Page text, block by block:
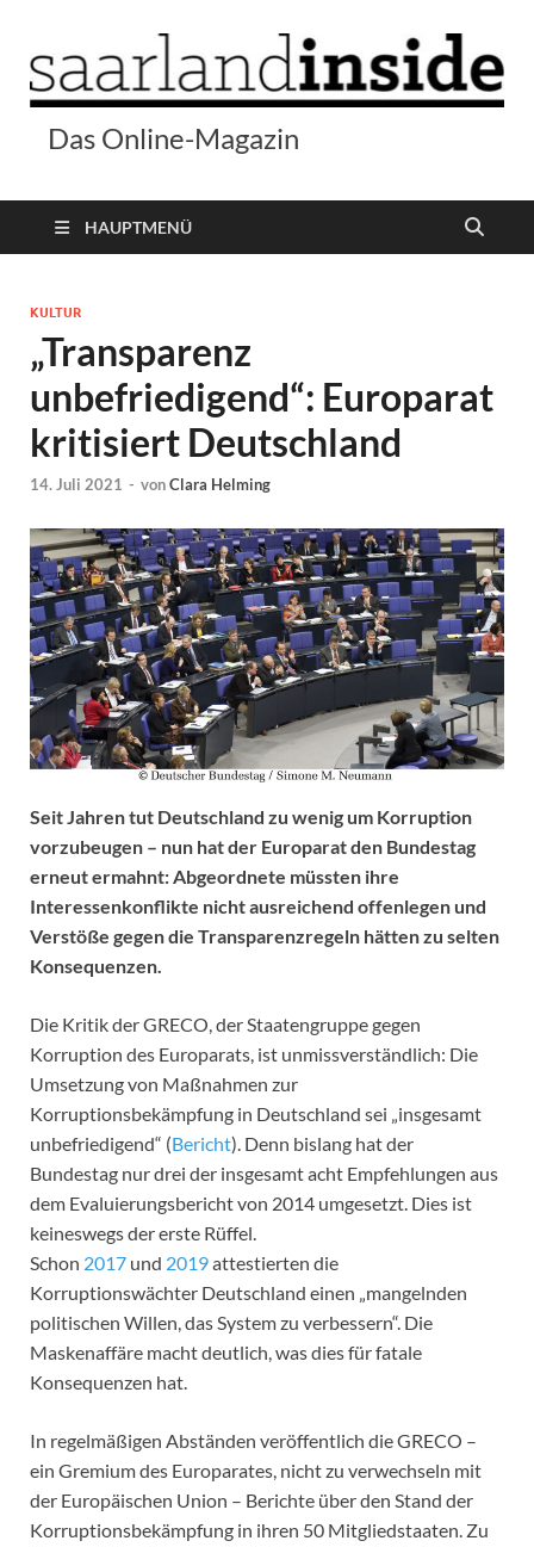
Das Online-Magazin
HAUPTMENÜ
KULTUR
„Transparenz
unbefriedigend“: Europarat
kritisiert Deutschland
14. Juli 2021 - vonClara Helming
Seit Jahren tut Deutschland zu wenig um Korruption
vorzubeugen – nun hat der Europarat den Bundestag
erneut ermahnt: Abgeordnete müssten ihre
Interessenkonflikte nicht ausreichend offenlegen und
Verstöße gegen die Transparenzregeln hätten zu selten
Konsequenzen.
Die Kritik der GRECO, der Staatengruppe gegen
Korruption des Europarats, ist unmissverständlich: Die
Umsetzung von Maßnahmen zur
Korruptionsbekämpfung in Deutschland sei „insgesamt
unbefriedigend“ (Bericht). Denn bislang hat der
Bundestag nur drei der insgesamt acht Empfehlungen aus
dem Evaluierungsbericht von 2014 umgesetzt. Dies ist
keineswegs der erste Rüffel.
Schon 2017 und 2019attestierten die
Korruptionswächter Deutschland einen „mangelnden
politischen Willen, das System zu verbessern“. Die
Maskenaffäre macht deutlich, was dies für fatale
Konsequenzen hat.
In regelmäßigen Abständen veröffentlich die GRECO –
ein Gremium des Europarates, nicht zu verwechseln mit
der Europäischen Union – Berichte über den Stand der
Korruptionsbekämpfung in ihren 50 Mitgliedstaaten. Zu